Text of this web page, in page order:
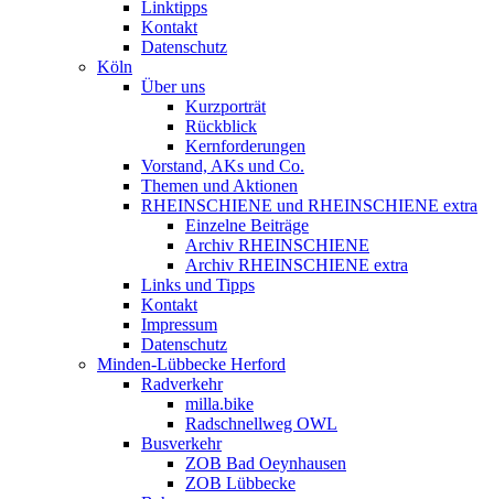
Linktipps
Kontakt
Datenschutz
Köln
Über uns
Kurzporträt
Rückblick
Kernforderungen
Vorstand, AKs und Co.
Themen und Aktionen
RHEINSCHIENE und RHEINSCHIENE extra
Einzelne Beiträge
Archiv RHEINSCHIENE
Archiv RHEINSCHIENE extra
Links und Tipps
Kontakt
Impressum
Datenschutz
Minden-Lübbecke Herford
Radverkehr
milla.bike
Radschnellweg OWL
Busverkehr
ZOB Bad Oeynhausen
ZOB Lübbecke